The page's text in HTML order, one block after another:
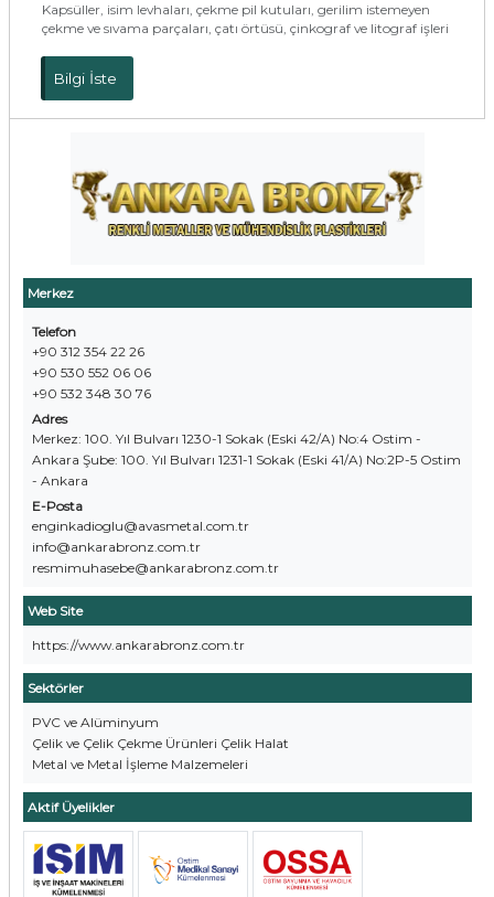
Merkez
Telefon
+90 312 354 22 26
+90 530 552 06 06
+90 532 348 30 76
Adres
Merkez: 100. Yıl Bulvarı 1230-1 Sokak (Eski 42/A) No:4 Ostim -
Ankara Şube: 100. Yıl Bulvarı 1231-1 Sokak (Eski 41/A) No:2P-5 Ostim
- Ankara
E-Posta
enginkadioglu@avasmetal.com.tr
info@ankarabronz.com.tr
resmimuhasebe@ankarabronz.com.tr
Web Site
https://www.ankarabronz.com.tr
Sektörler
PVC ve Alüminyum
Çelik ve Çelik Çekme Ürünleri Çelik Halat
Metal ve Metal İşleme Malzemeleri
Aktif Üyelikler
Kapsüller, isim levhaları, çekme pil kutuları, gerilim istemeyen
çekme ve sıvama parçaları, çatı örtüsü, çinkograf ve litograf işleri
Bilgi İste